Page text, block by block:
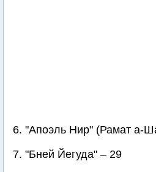
6. "Апоэль Нир" (Рамат а-
7. "Бней Йегуда" – 29